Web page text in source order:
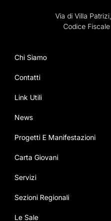
Via di Villa
Codice
Chi Siamo
Contatti
Link Utili
News
Progetti E Manifestazioni
Carta Giovani
Servizi
Sezioni Regionali
Le Sale